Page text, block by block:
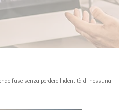
fuse senza perdere l’identità di nessuna